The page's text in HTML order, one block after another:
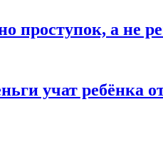
проступок, а не
учат ребёнка